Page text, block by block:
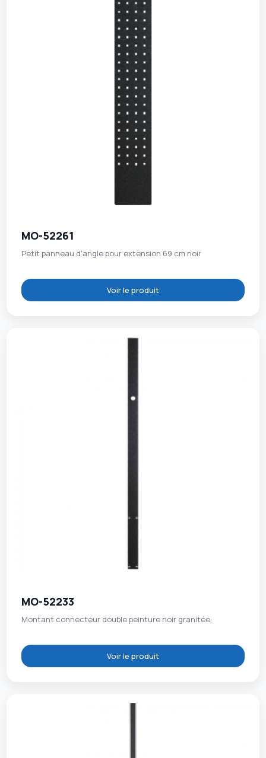
MO-52261
Petit panneau d'angle pour extension 69 cm noir
Voir le produit
MO-52233
Montant connecteur double peinture noir granitée
Voir le produit